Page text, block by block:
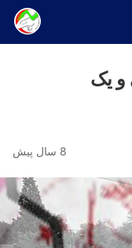
یک
8 سال پیش